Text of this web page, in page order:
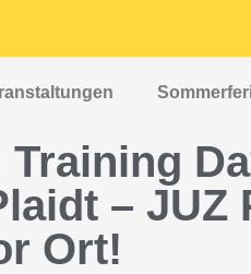
– JUZ
Ort!